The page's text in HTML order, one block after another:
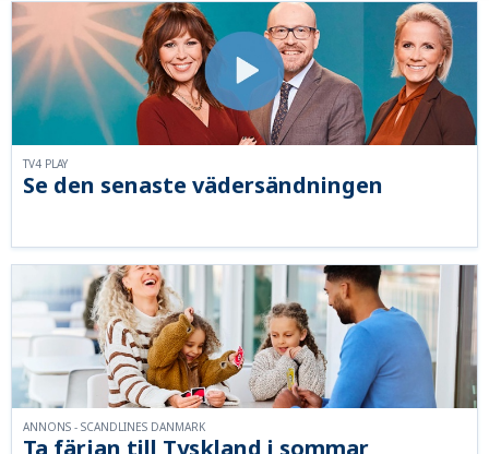
Se den senaste vädersändningen
TV4 PLAY
ANNONS - SCANDLINES DANMARK